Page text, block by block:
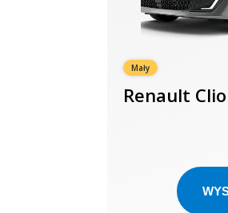
Mały
Renault Clio